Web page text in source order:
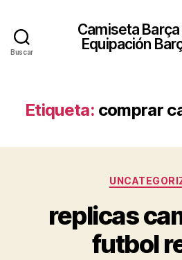
Buscar
Camiseta
Equipación
Etiqueta: comprar
replicas
futbol